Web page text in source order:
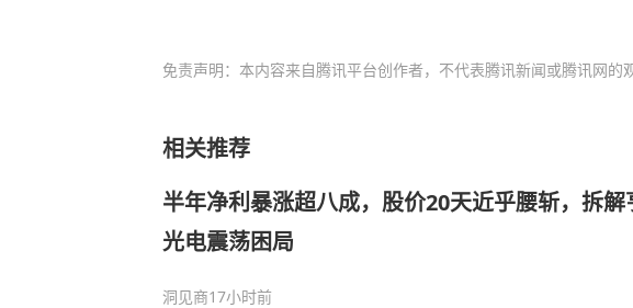
免责声明：本内容来自腾讯平台创作者，不代表腾讯新闻或腾讯网的
相关推荐
半年净利暴涨超八成，股价20天近乎腰斩，拆解
光电震荡困局
洞见商17小时前